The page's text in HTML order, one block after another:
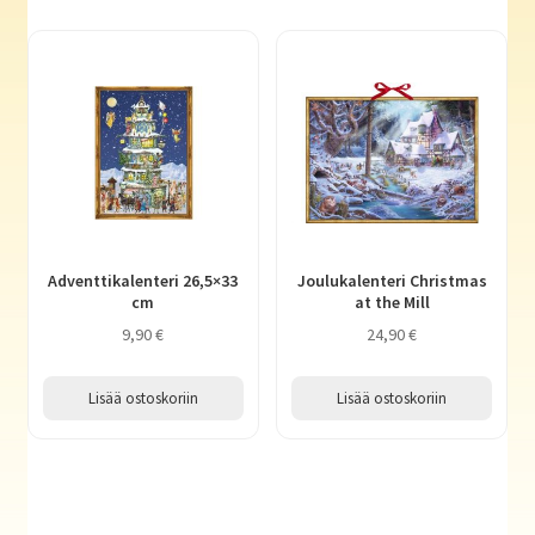
Adventtikalenteri 26,5×33
cm
9,90€
Lisää ostoskoriin
Joulukalenteri Christmas
at the Mill
24,90€
Lisää ostoskoriin